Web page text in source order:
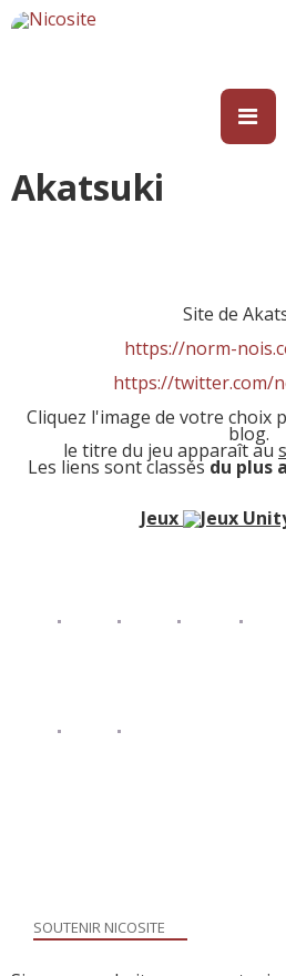
Akatsuki
Site de
https://norm-
https://twitter.com/
Cliquez l'image de votre choix
blog.
le titre du jeu apparaît au
Les liens sont classés du plus
Jeux
SOUTENIR NICOSITE